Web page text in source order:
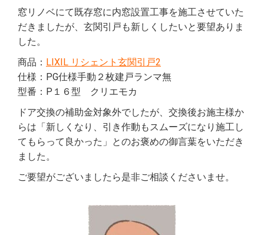
窓リノベにて既存窓に内窓設置工事を施工させていた
だきましたが、玄関引戸も新しくしたいと要望ありま
した。
商品： LIXIL リシェント玄関引戸2
仕様：PG仕様手動２枚建戸ランマ無
型番：P１６型 クリエモカ
ドア交換の補助金対象外でしたが、交換後お施主様か
らは「新しくなり、引き作動もスムーズになり施工し
てもらって良かった」とのお褒めの御言葉をいただき
ました。
ご要望がございましたら是非ご相談くださいませ。